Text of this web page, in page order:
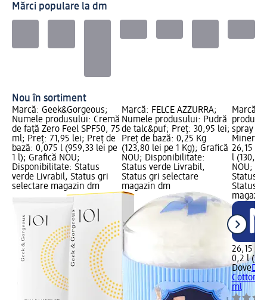
Mărci populare la dm
Nou în sortiment
Marcă: Geek&Gorgeous;
Numele produsului: Cremă
de față Zero Feel SPF50, 75
ml; Preț: 71,95 lei; Preț de
bază: 0,075 l (959,33 lei pe
1 l); Grafică NOU;
Disponibilitate: Status
verde Livrabil, Status gri
selectare magazin dm
Marcă: FELCE AZZURRA;
Numele produsului: Pudră
de talc&puf; Preț: 30,95 lei;
Preț de bază: 0,25 Kg
(123,80 lei pe 1 Kg); Grafică
NOU; Disponibilitate:
Status verde Livrabil,
Status gri selectare
magazin dm
Marcă:
spray
26,15
l
NOU;
Status
Status
26,15 lei
0,2 l
Dove
Cotton
ml